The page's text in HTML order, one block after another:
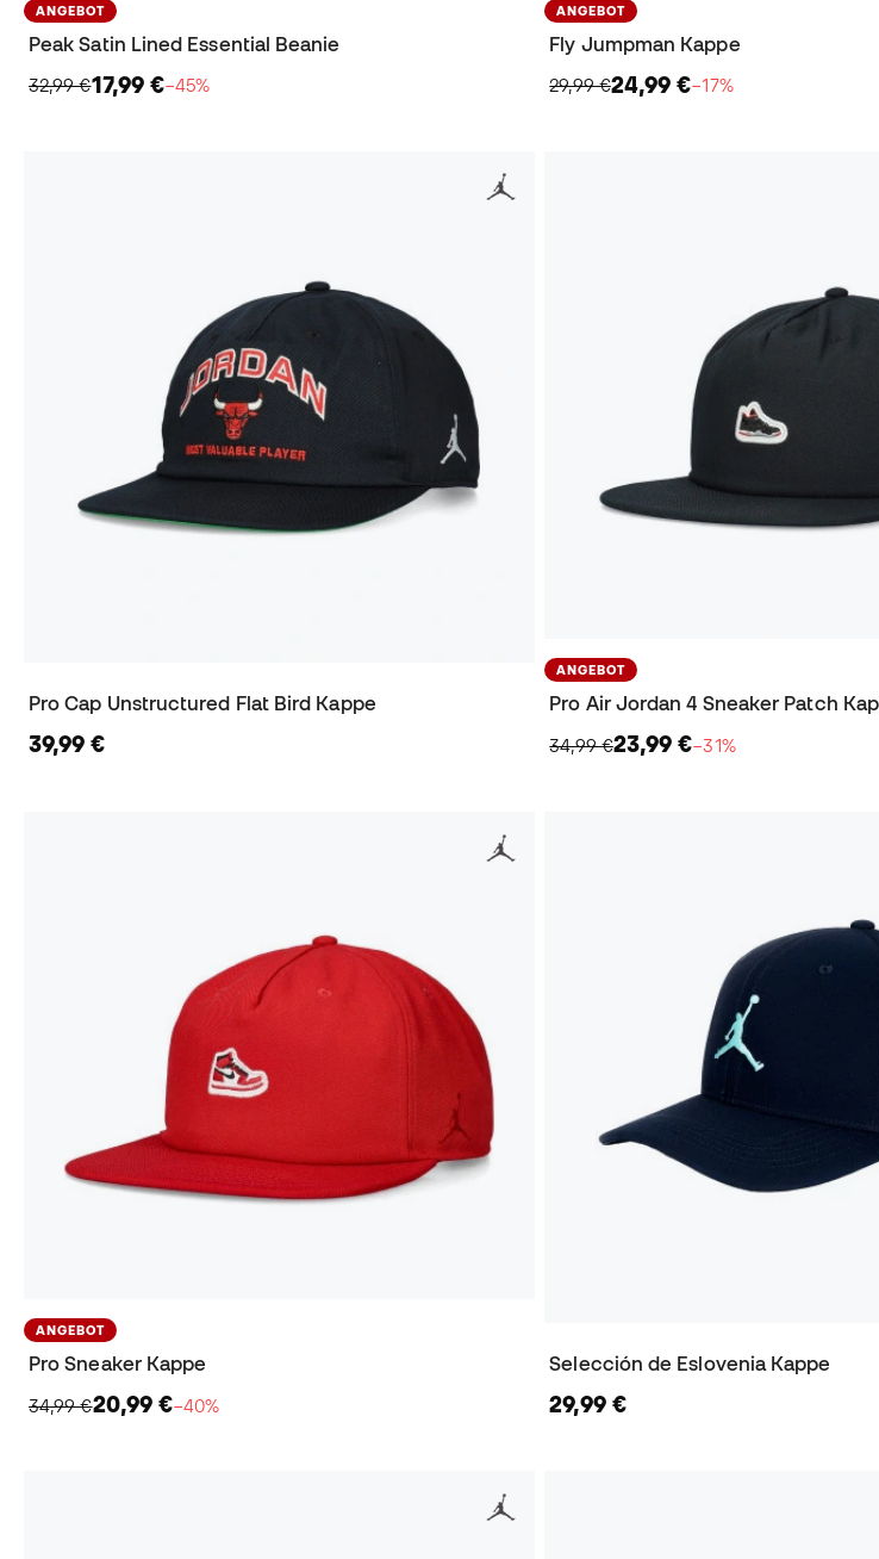
ANGEBOT
Peak Satin Lined Essential Beanie
32,99 €17,99 €−45%
ANGEBOT
Fly Jumpman Kappe
29,99 €24,99 €−17%
Pro Cap Unstructured Flat Bird Kappe
39,99 €
ANGEBOT
Pro Air Jordan 4 Sneaker Patch
34,99 €23,99 €−31%
ANGEBOT
Pro Sneaker Kappe
34,99 €20,99 €−40%
Selección de Eslovenia Kappe
29,99 €